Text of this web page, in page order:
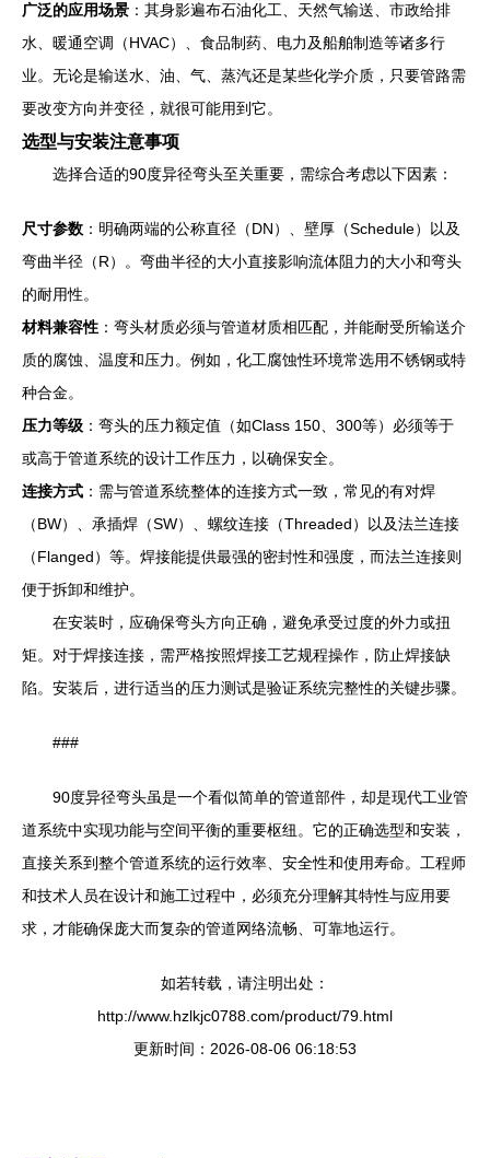
广泛的应用场景 ：其身影遍布石油化工、天然气输送、市政给排
水、暖通空调（HVAC）、食品制药、电力及船舶制造等诸多行
业。无论是输送水、油、气、蒸汽还是某些化学介质，只要管路需
要改变方向并变径，就很可能用到它。
选型与安装注意事项
选择合适的90度异径弯头至关重要，需综合考虑以下因素：
尺寸参数 ：明确两端的公称直径（DN）、壁厚（Schedule）以及
弯曲半径（R）。弯曲半径的大小直接影响流体阻力的大小和弯头
的耐用性。
材料兼容性 ：弯头材质必须与管道材质相匹配，并能耐受所输送介
质的腐蚀、温度和压力。例如，化工腐蚀性环境常选用不锈钢或特
种合金。
压力等级 ：弯头的压力额定值（如Class 150、300等）必须等于
或高于管道系统的设计工作压力，以确保安全。
连接方式 ：需与管道系统整体的连接方式一致，常见的有对焊
（BW）、承插焊（SW）、螺纹连接（Threaded）以及法兰连接
（Flanged）等。焊接能提供最强的密封性和强度，而法兰连接则
便于拆卸和维护。
在安装时，应确保弯头方向正确，避免承受过度的外力或扭
矩。对于焊接连接，需严格按照焊接工艺规程操作，防止焊接缺
陷。安装后，进行适当的压力测试是验证系统完整性的关键步骤。
###
90度异径弯头虽是一个看似简单的管道部件，却是现代工业管
道系统中实现功能与空间平衡的重要枢纽。它的正确选型和安装，
直接关系到整个管道系统的运行效率、安全性和使用寿命。工程师
和技术人员在设计和施工过程中，必须充分理解其特性与应用要
求，才能确保庞大而复杂的管道网络流畅、可靠地运行。
如若转载，请注明出处：
http://www.hzlkjc0788.com/product/79.html
更新时间：2026-08-06 06:18:53